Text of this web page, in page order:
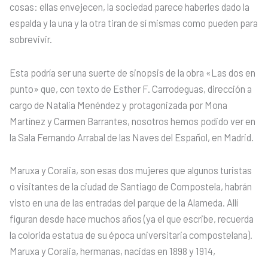
cosas: ellas envejecen, la sociedad parece haberles dado la
espalda y la una y la otra tiran de sí mismas como pueden para
sobrevivir.
Esta podría ser una suerte de sinopsis de la obra «Las dos en
punto» que, con texto de Esther F. Carrodeguas, dirección a
cargo de Natalia Menéndez y protagonizada por Mona
Martínez y Carmen Barrantes, nosotros hemos podido ver en
la Sala Fernando Arrabal de las Naves del Español, en Madrid.
Maruxa y Coralia, son esas dos mujeres que algunos turistas
o visitantes de la ciudad de Santiago de Compostela, habrán
visto en una de las entradas del parque de la Alameda. Allí
figuran desde hace muchos años (ya el que escribe, recuerda
la colorida estatua de su época universitaria compostelana).
Maruxa y Coralia, hermanas, nacidas en 1898 y 1914,